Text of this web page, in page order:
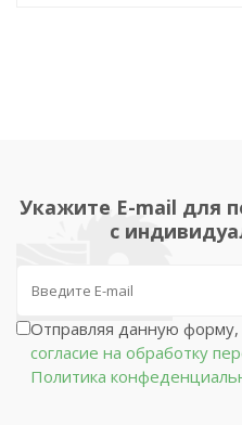
Укажите E-mail для
с
Отправляя данную
согласие на обработку
Политика